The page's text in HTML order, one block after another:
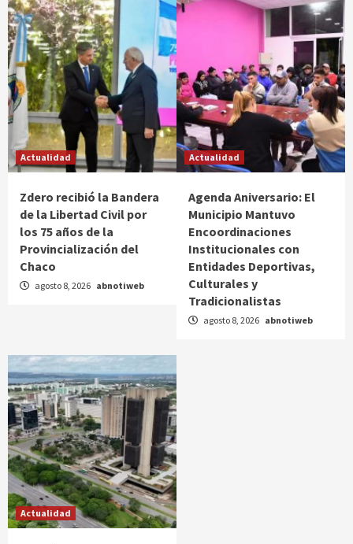
Actualidad
Zdero recibió la Bandera
de la Libertad Civil por
los 75 años de la
Provincialización del
Chaco
agosto 8, 2026 abnotiweb
Actualidad
Agenda Aniversario: El
Municipio Mantuvo
Encoordinaciones
Institucionales con
Entidades Deportivas,
Culturales y
Tradicionalistas
agosto 8, 2026 abnotiweb
Actualidad